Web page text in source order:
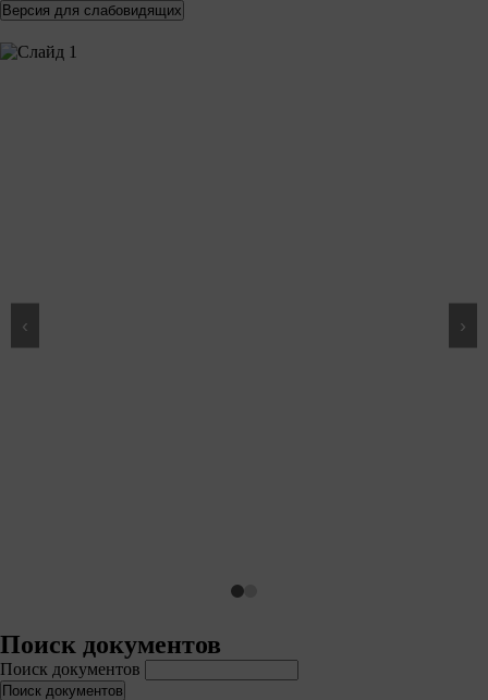
‹ ›
Поиск документов
Поиск документов